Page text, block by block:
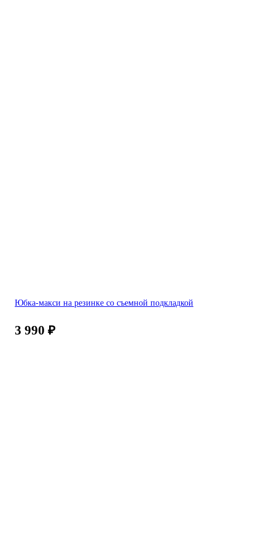
Юбка-макси на резинке со съемной подкладкой
3 990 ₽